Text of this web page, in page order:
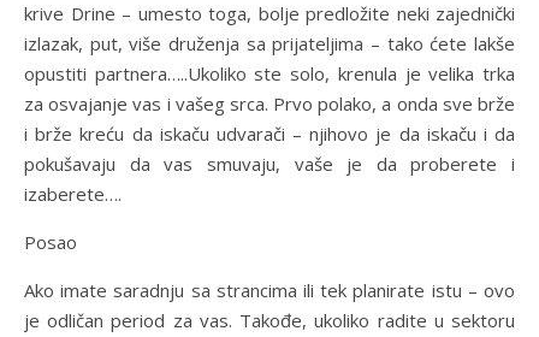
krive Drine – umesto toga, bolje predložite neki zajednički
izlazak, put, više druženja sa prijateljima – tako ćete lakše
opustiti partnera…..Ukoliko ste solo, krenula je velika trka
za osvajanje vas i vašeg srca. Prvo polako, a onda sve brže
i brže kreću da iskaču udvarači – njihovo je da iskaču i da
pokušavaju da vas smuvaju, vaše je da proberete i
izaberete….
Posao
Ako imate saradnju sa strancima ili tek planirate istu – ovo
je odličan period za vas. Takođe, ukoliko radite u sektoru